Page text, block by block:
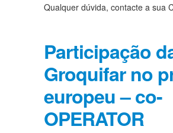
Qualquer dúvida, contacte a sua
Participação
Groquifar no
europeu – co-
OPERATOR